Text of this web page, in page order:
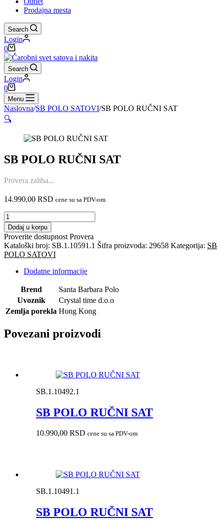
Prodajna mesta
Search
Login
Shopping
cart
0
Search
Login
Shopping
cart
0
Menu
Naslovna/SB POLO SATOVI/SB POLO RUČNI SAT
🔍
SB POLO RUČNI SAT
Provera zaliha...
14.990,00 RSD cene su sa PDV-om
SB
POLO
RUČNI
SAT
količina
Dodaj u korpu
Proverite dostupnost Provera
Kataloški broj: SB.1.10591.1 Šifra proizvoda: 29658 Kategorija: SB
POLO SATOVI
Dodatne informacije
Brend
Santa Barbara Polo
Uvoznik
Crystal time d.o.o
Zemlja porekla Hong Kong
Povezani proizvodi
SB.1.10492.1
SB POLO RUČNI SAT
10.990,00 RSD cene su sa PDV-om
SB.1.10491.1
SB POLO RUČNI SAT